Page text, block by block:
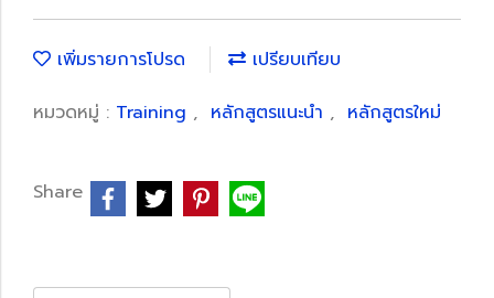
เพิ่มรายการโปรด
เปรียบเทียบ
หมวดหมู่ : Training , หลักสูตรแนะนำ , หลักสูตรใหม่
Share